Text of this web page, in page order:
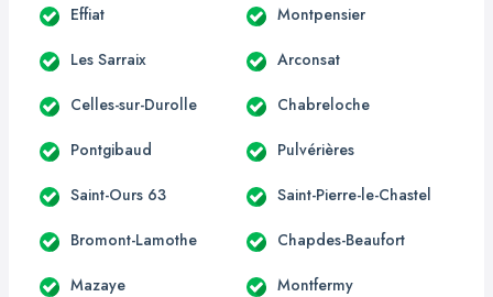
Effiat Montpensier
Les Sarraix Arconsat
Celles-sur-Durolle Chabreloche
Pontgibaud Pulvérières
Saint-Ours 63 Saint-Pierre-le-Chastel
Bromont-Lamothe Chapdes-Beaufort
Mazaye Montfermy